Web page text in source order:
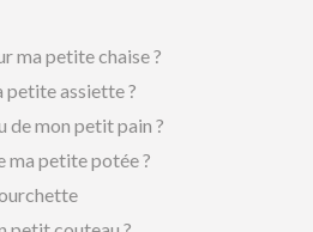
ma petite chaise ?
petite assiette ?
de mon petit pain ?
ma petite potée ?